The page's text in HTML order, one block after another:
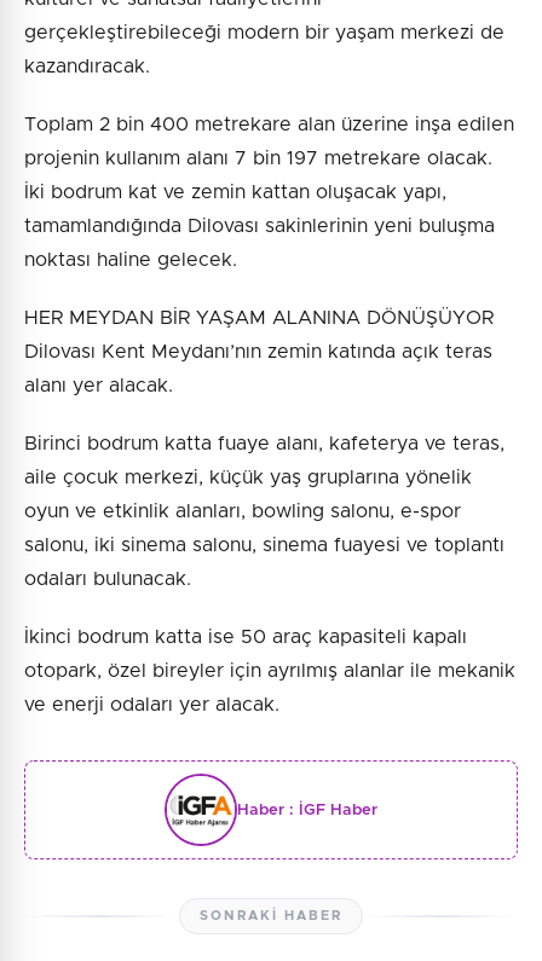
gerçekleştirebileceği modern bir yaşam merkezi de
kazandıracak.
Toplam 2 bin 400 metrekare alan üzerine inşa edilen
projenin kullanım alanı 7 bin 197 metrekare olacak.
İki bodrum kat ve zemin kattan oluşacak yapı,
tamamlandığında Dilovası sakinlerinin yeni buluşma
noktası haline gelecek.
HER MEYDAN BİR YAŞAM ALANINA DÖNÜŞÜYOR
Dilovası Kent Meydanı’nın zemin katında açık teras
alanı yer alacak.
Birinci bodrum katta fuaye alanı, kafeterya ve teras,
aile çocuk merkezi, küçük yaş gruplarına yönelik
oyun ve etkinlik alanları, bowling salonu, e-spor
salonu, iki sinema salonu, sinema fuayesi ve toplantı
odaları bulunacak.
İkinci bodrum katta ise 50 araç kapasiteli kapalı
otopark, özel bireyler için ayrılmış alanlar ile mekanik
ve enerji odaları yer alacak.
Haber : İGF Haber
SONRAKI HABER